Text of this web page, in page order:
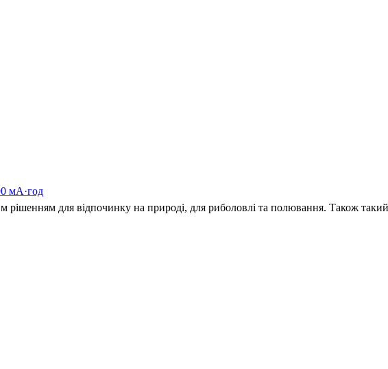
мА·год
рішенням для відпочинку на природі, для риболовлі та полювання. Також такий